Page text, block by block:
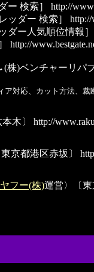
ー 検索］
http://
ッダー 検索］
http://
ダー人気順位情報］
http://
株)ベンチャーリパ
対応、カット方法、
木〕 http://
京都港区赤坂〕
ヤフー(株)運営〉〔東